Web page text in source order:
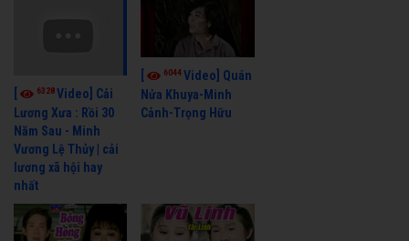
6328Video] Cải
Lương Xưa : Rồi 30
Năm Sau - Minh
Vương Lệ Thủy | cải
lương xã hội hay
nhất
6044Video] Quán
Nửa Khuya-Minh
Cảnh-Trọng Hữu